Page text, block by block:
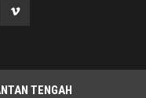
TENGAH